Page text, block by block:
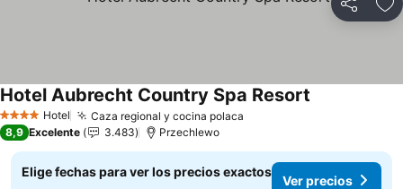
Compartir
4 EstrellasHotel Caza regional y cocina polaca
Hotel Aubrecht Country Spa Resort
8,9 Excelente 3.483 Przechlewo
Elige fechas para ver los precios exactos
Ver precios